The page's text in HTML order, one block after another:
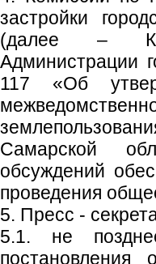
застройки
(далее –
Администрации
117 «Об
Самарской
обсуждений
проведения
5. Пресс -
5.1. не
постановления